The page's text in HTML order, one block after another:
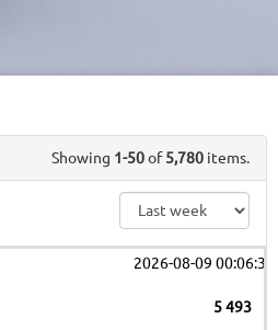
Showing 1-50of5,780 items.
2026-08-09 00:06:32
5 493